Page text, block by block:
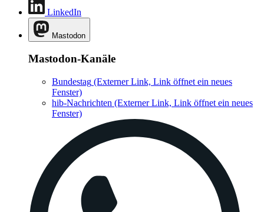
LinkedIn
Mastodon
Mastodon-Kanäle
Bundestag (Externer Link, Link öffnet ein neues
Fenster)
hib-Nachrichten (Externer Link, Link öffnet ein neues
Fenster)